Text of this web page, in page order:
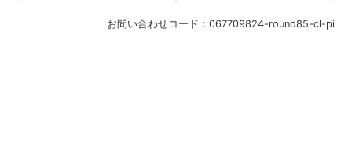
お問い合わせコード： 067709824-round85-cl-pi